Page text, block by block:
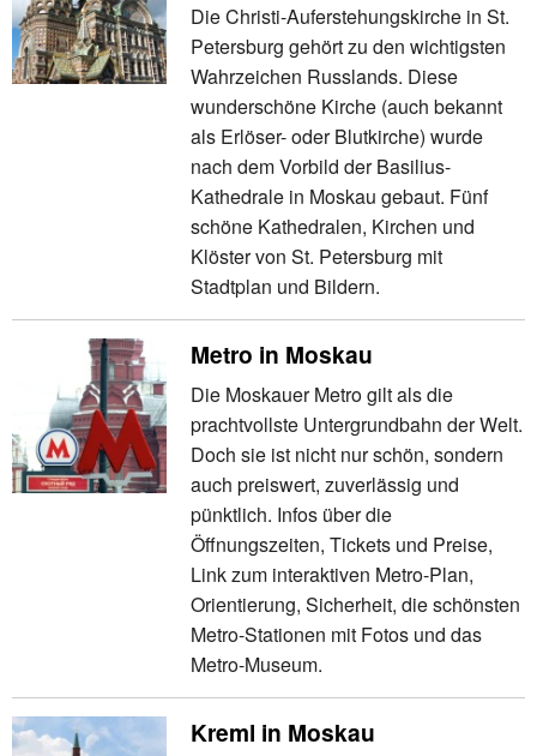
Die Christi-Auferstehungskirche in St.
Petersburg gehört zu den wichtigsten
Wahrzeichen Russlands. Diese
wunderschöne Kirche (auch bekannt
als Erlöser- oder Blutkirche) wurde
nach dem Vorbild der Basilius-
Kathedrale in Moskau gebaut. Fünf
schöne Kathedralen, Kirchen und
Klöster von St. Petersburg mit
Stadtplan und Bildern.
Metro in Moskau
Die Moskauer Metro gilt als die
prachtvollste Untergrundbahn der Welt.
Doch sie ist nicht nur schön, sondern
auch preiswert, zuverlässig und
pünktlich. Infos über die
Öffnungszeiten, Tickets und Preise,
Link zum interaktiven Metro-Plan,
Orientierung, Sicherheit, die schönsten
Metro-Stationen mit Fotos und das
Metro-Museum.
Kreml in Moskau